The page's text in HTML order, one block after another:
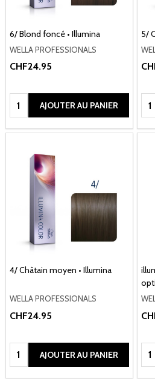
6/ Blond foncé • Illumina
WELLA PROFESSIONALS
CHF24.95
Quantité:AJOUTER AU PANIER
5/
4/ Châtain moyen • Illumina
WELLA PROFESSIONALS
CHF24.95
Quantité:AJOUTER AU PANIER